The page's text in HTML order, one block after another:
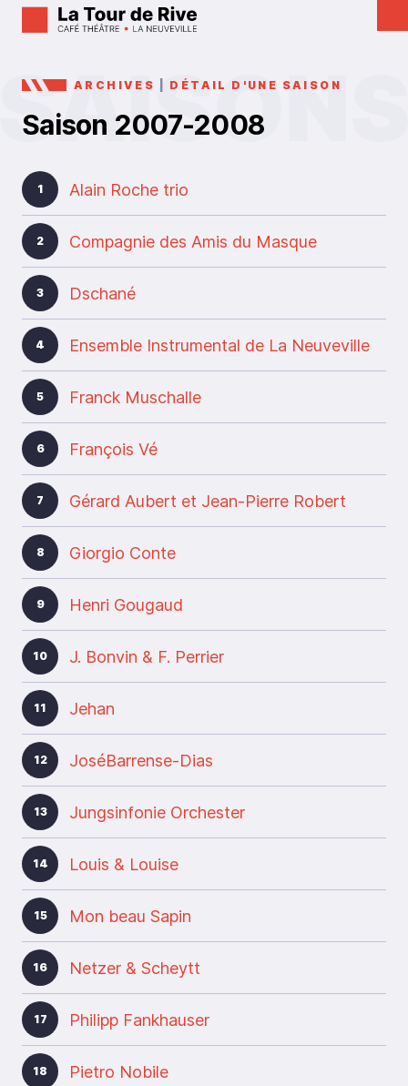
ARCHIVES DÉTAIL D'UNE SAISON
Saison 2007-2008
1 Alain Roche trio
2 Compagnie des Amis du Masque
3 Dschané
4 Ensemble Instrumental de La Neuveville
5 Franck Muschalle
6 François Vé
7 Gérard Aubert et Jean-Pierre Robert
8 Giorgio Conte
9 Henri Gougaud
10 J. Bonvin & F. Perrier
11 Jehan
12 JoséBarrense-Dias
13 Jungsinfonie Orchester
14 Louis & Louise
15 Mon beau Sapin
16 Netzer & Scheytt
17 Philipp Fankhauser
18 Pietro Nobile